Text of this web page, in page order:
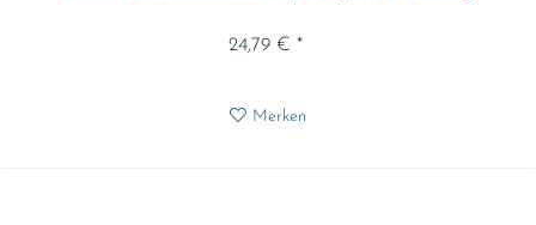
24,79 € *
Merken